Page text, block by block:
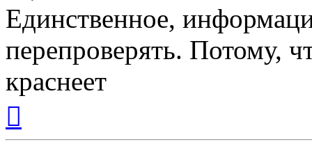
Единственное,
перепроверять. Потому,
краснеет
началу